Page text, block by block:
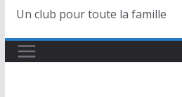
Un club pour toute la famille